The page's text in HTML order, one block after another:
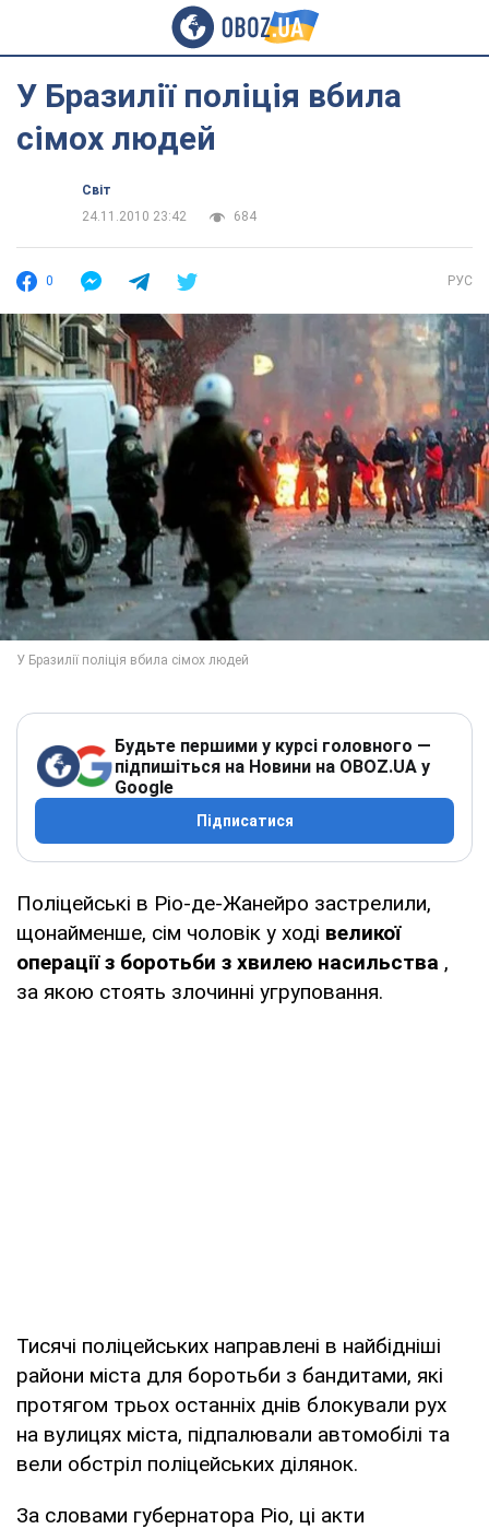
У Бразилії поліція вбила
сімох людей
Світ
24.11.2010 23:42
684
0 РУС
Будьте першими у курсі головного —
підпишіться на Новини на OBOZ.UA у
Google
Підписатися
Поліцейські в Ріо-де-Жанейро застрелили,
щонайменше, сім чоловік у ході великої
операції з боротьби з хвилею насильства ,
за якою стоять злочинні угруповання.
Тисячі поліцейських направлені в найбідніші
райони міста для боротьби з бандитами, які
протягом трьох останніх днів блокували рух
на вулицях міста, підпалювали автомобілі та
вели обстріл поліцейських ділянок.
За словами губернатора Ріо, ці акти